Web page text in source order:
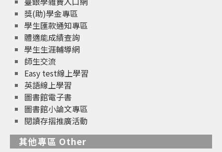
獎(助)學金專區
學生匯款通知專區
體適能成績查詢
學生生涯輔導網
師生交流
Easy test線上學習
英語線上學習
圖書館電子書
圖書館小論文專區
閱讀存摺推廣活動
其他專區 Other